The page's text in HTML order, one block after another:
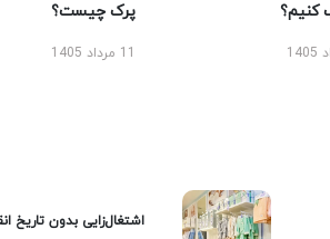
کنیم؟
پرک چیست؟
11 مرداد 1405
اشتغال‌زایی بدون تاریخ